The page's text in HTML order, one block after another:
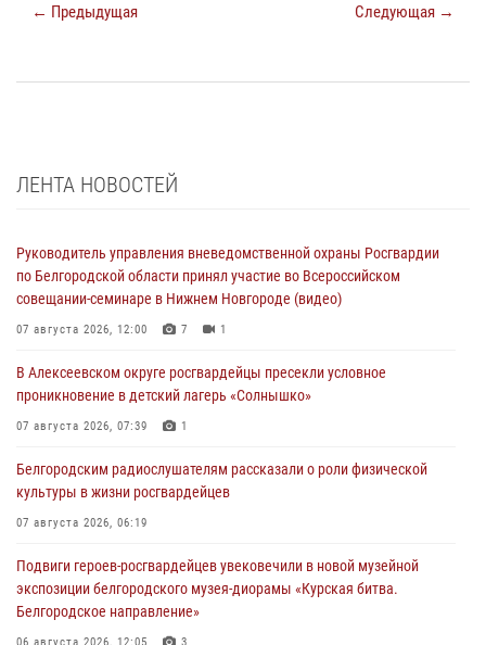
← Предыдущая Следующая →
ЛЕНТА НОВОСТЕЙ
Руководитель управления вневедомственной охраны Росгвардии
по Белгородской области принял участие во Всероссийском
совещании-семинаре в Нижнем Новгороде (видео)
07 августа 2026, 12:00 7 1
В Алексеевском округе росгвардейцы пресекли условное
проникновение в детский лагерь «Солнышко»
07 августа 2026, 07:39 1
Белгородским радиослушателям рассказали о роли физической
культуры в жизни росгвардейцев
07 августа 2026, 06:19
Подвиги героев‑росгвардейцев увековечили в новой музейной
экспозиции белгородского музея‑диорамы «Курская битва.
Белгородское направление»
06 августа 2026, 12:05 3